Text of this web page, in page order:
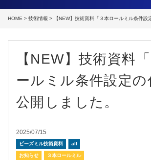
HOME > 技術情報 > 【NEW】技術資料「３本ロールミル条件設
【NEW】技術資料
ールミル条件設定の
公開しました。
2025/07/15
ビーズミル技術資料 all
お知らせ ３本ロールミル